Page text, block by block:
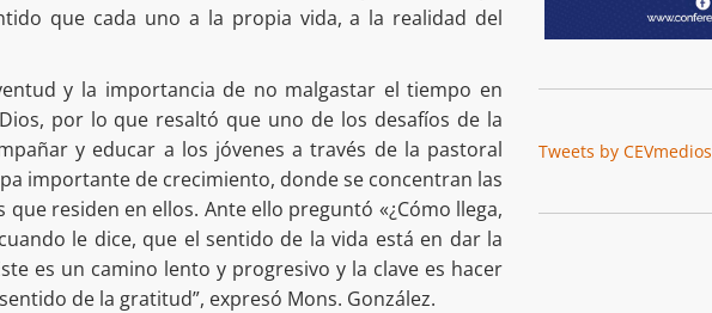
que cada uno a la propia vida, a la realidad del
y la importancia de no malgastar el tiempo en
por lo que resaltó que uno de los desafíos de la
y educar a los jóvenes a través de la pastoral
importante de crecimiento, donde se concentran las
residen en ellos. Ante ello preguntó «¿Cómo llega,
le dice, que el sentido de la vida está en dar la
es un camino lento y progresivo y la clave es hacer
de la gratitud”, expresó Mons. González.
Tweets by CEVmedios